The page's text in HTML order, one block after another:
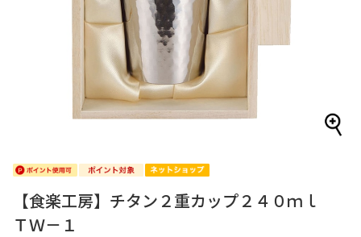
【食楽工房】チタン２重カップ２４０ｍｌ
ＴＷ－１